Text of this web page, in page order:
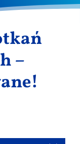
–